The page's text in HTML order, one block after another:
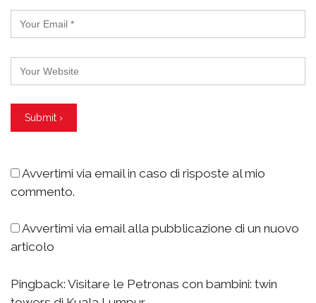
Avvertimi via email in caso di risposte al mio
commento.
Avvertimi via email alla pubblicazione di un nuovo
articolo
Pingback: Visitare le Petronas con bambini: twin